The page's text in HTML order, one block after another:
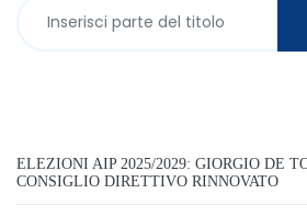
ELEZIONI AIP 2025/2029: GIORGIO DE
CONSIGLIO DIRETTIVO RINNOVATO